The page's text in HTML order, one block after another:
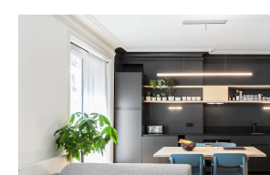
Rue de dunkerque — Paris IX:
d’appartement
Découvrir